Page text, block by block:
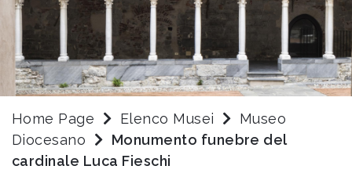
Home Page Elenco Musei
Museo
Diocesano
Monumento funebre del
cardinale Luca Fieschi